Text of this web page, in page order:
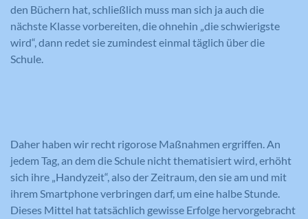
den Büchern hat, schließlich muss man sich ja auch die
nächste Klasse vorbereiten, die ohnehin „die schwierigste
wird“, dann redet sie zumindest einmal täglich über die
Schule.
Daher haben wir recht rigorose Maßnahmen ergriffen. An
jedem Tag, an dem die Schule nicht thematisiert wird, erhöht
sich ihre „Handyzeit“, also der Zeitraum, den sie am und mit
ihrem Smartphone verbringen darf, um eine halbe Stunde.
Dieses Mittel hat tatsächlich gewisse Erfolge hervorgebracht